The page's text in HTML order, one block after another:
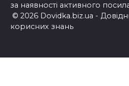
за наявності активного
© 2026 Dovidka.biz.ua -
корисних знань